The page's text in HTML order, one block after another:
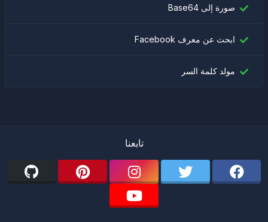
صورة إلى Base64
ابحث عن معرف Facebook
مولد كلمة السر
تابعنا